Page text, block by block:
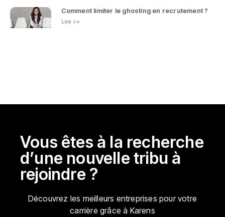
Comment limiter le ghosting en recrutement ?
Lire >>
Vous êtes à la recherche
d’une nouvelle tribu à
rejoindre ?
Découvrez les meilleurs entreprises pour votre
carrière grâce à Karens